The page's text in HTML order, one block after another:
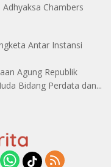
Chambers
Antar Instansi
Agung Republik
Bidang Perdata dan...